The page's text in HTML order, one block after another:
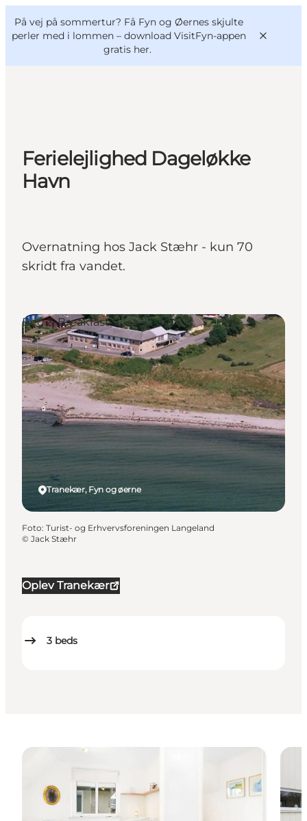
På vej på sommertur? Få Fyn og Øernes skjulte
perler med i lommen – download VisitFyn-appen
gratis her.
Oplevelser
Outdoor
Mad og drikke
VisitFyn
Deutsch
Ferielejlighed Dageløkke
Havn
Overnatning hos Jack Stæhr - kun 70
skridt fra vandet.
Oplev Tranekær
3 beds
Tranekær, Fyn og øerne
Bed & Breakfast
Foto: Turist- og Erhvervsforeningen Langeland
© Jack Stæhr